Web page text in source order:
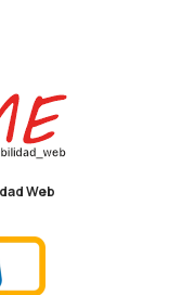
Web